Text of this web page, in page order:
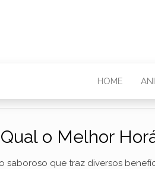
HOME
Qual o Melhor
saboroso que traz diversos